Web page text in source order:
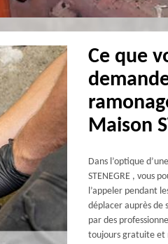
Ce que
Maison
Dans l’optique
STENEGRE , vous
l’appeler pendant
déplacer auprès de
par des
toujours gratuite et